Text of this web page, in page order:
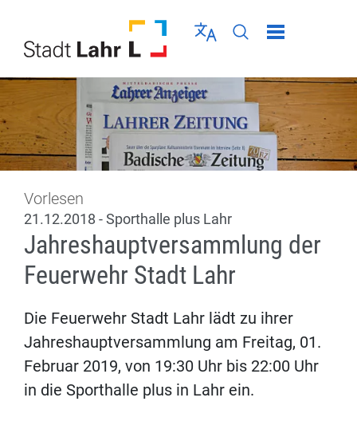
Sprache wählen
Seiten-Suche
Menü schließen
Vorlesen
21.12.2018 - Sporthalle plus Lahr
Jahreshauptversammlung der
Feuerwehr Stadt Lahr
Die Feuerwehr Stadt Lahr lädt zu ihrer
Jahreshauptversammlung am Freitag, 01.
Februar 2019, von 19:30 Uhr bis 22:00 Uhr
in die Sporthalle plus in Lahr ein.